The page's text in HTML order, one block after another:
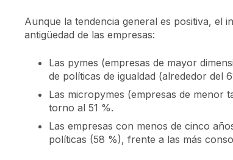
Aunque la tendencia general es positiva, el
antigüedad de las empresas:
Las pymes (empresas de mayor
de políticas de igualdad (alrededor del
Las micropymes (empresas de menor
torno al 51 %.
Las empresas con menos de cinco
políticas (58 %), frente a las más